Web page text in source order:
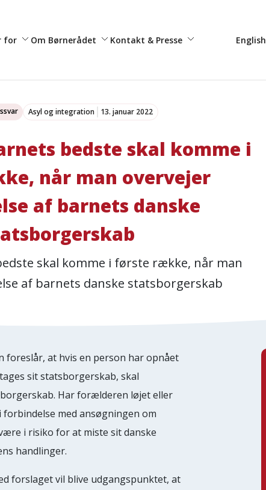
for Om Børnerådet Kontakt & Presse English
Asyl og integration 13. januar 2022
bedste skal komme i
når man overvejer
af barnets danske
skal komme i første række, når man
af barnets danske statsborgerskab
at hvis en person har opnået
sit statsborgerskab, skal
Har forælderen løjet eller
med ansøgningen om
i risiko for at miste sit danske
handlinger.
forslaget vil blive udgangspunktet, at